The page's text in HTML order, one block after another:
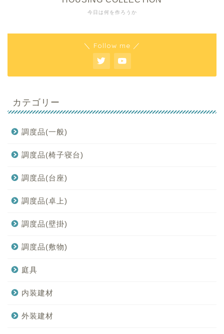
今日は何を作ろうか
＼ Follow me ／
カテゴリー
調度品(一般)
調度品(椅子寝台)
調度品(台座)
調度品(卓上)
調度品(壁掛)
調度品(敷物)
庭具
内装建材
外装建材